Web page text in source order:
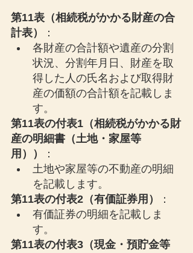
第11表（相続税がかかる財産の合
計表）
：
各財産の合計額や遺産の分割
状況、分割年月日、財産を取
得した人の氏名および取得財
産の価額の合計額を記載しま
す。
第11表の付表1（相続税がかかる財
産の明細書（土地・家屋等
用））
：
土地や家屋等の不動産の明細
を記載します。
第11表の付表2（有価証券用）
：
有価証券の明細を記載しま
す。
第11表の付表3（現金・預貯金等